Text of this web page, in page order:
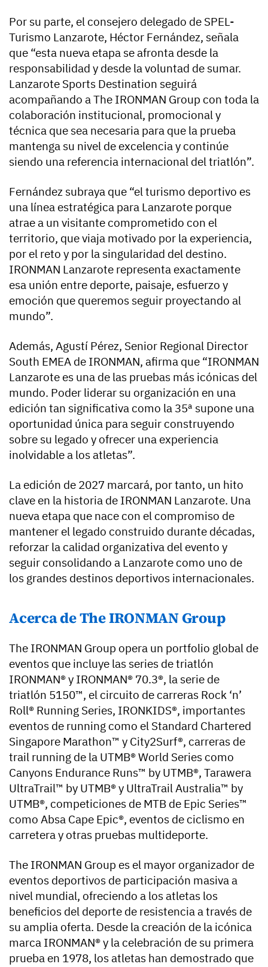
Por su parte, el consejero delegado de SPEL-
Turismo Lanzarote, Héctor Fernández, señala
que “esta nueva etapa se afronta desde la
responsabilidad y desde la voluntad de sumar.
Lanzarote Sports Destination seguirá
acompañando a The IRONMAN Group con toda la
colaboración institucional, promocional y
técnica que sea necesaria para que la prueba
mantenga su nivel de excelencia y continúe
siendo una referencia internacional del triatlón”.
Fernández subraya que “el turismo deportivo es
una línea estratégica para Lanzarote porque
atrae a un visitante comprometido con el
territorio, que viaja motivado por la experiencia,
por el reto y por la singularidad del destino.
IRONMAN Lanzarote representa exactamente
esa unión entre deporte, paisaje, esfuerzo y
emoción que queremos seguir proyectando al
mundo”.
Además, Agustí Pérez, Senior Regional Director
South EMEA de IRONMAN, afirma que “IRONMAN
Lanzarote es una de las pruebas más icónicas del
mundo. Poder liderar su organización en una
edición tan significativa como la 35ª supone una
oportunidad única para seguir construyendo
sobre su legado y ofrecer una experiencia
inolvidable a los atletas”.
La edición de 2027 marcará, por tanto, un hito
clave en la historia de IRONMAN Lanzarote. Una
nueva etapa que nace con el compromiso de
mantener el legado construido durante décadas,
reforzar la calidad organizativa del evento y
seguir consolidando a Lanzarote como uno de
los grandes destinos deportivos internacionales.
Acerca de The IRONMAN Group
The IRONMAN Group opera un portfolio global de
eventos que incluye las series de triatlón
IRONMAN® y IRONMAN® 70.3®, la serie de
triatlón 5150™, el circuito de carreras Rock ‘n’
Roll® Running Series, IRONKIDS®, importantes
eventos de running como el Standard Chartered
Singapore Marathon™ y City2Surf®, carreras de
trail running de la UTMB® World Series como
Canyons Endurance Runs™ by UTMB®, Tarawera
UltraTrail™ by UTMB® y UltraTrail Australia™ by
UTMB®, competiciones de MTB de Epic Series™
como Absa Cape Epic®, eventos de ciclismo en
carretera y otras pruebas multideporte.
The IRONMAN Group es el mayor organizador de
eventos deportivos de participación masiva a
nivel mundial, ofreciendo a los atletas los
beneficios del deporte de resistencia a través de
su amplia oferta. Desde la creación de la icónica
marca IRONMAN® y la celebración de su primera
prueba en 1978, los atletas han demostrado que